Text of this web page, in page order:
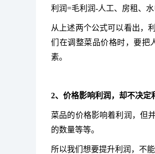
利润=毛利润-人工、房租、
从上述两个公式可以看出，
们在调整菜品价格时，要把
素。
2、价格影响利润，却不决定
菜品的价格影响着利润，但
的数量等等。
所以我们想要提升利润，不